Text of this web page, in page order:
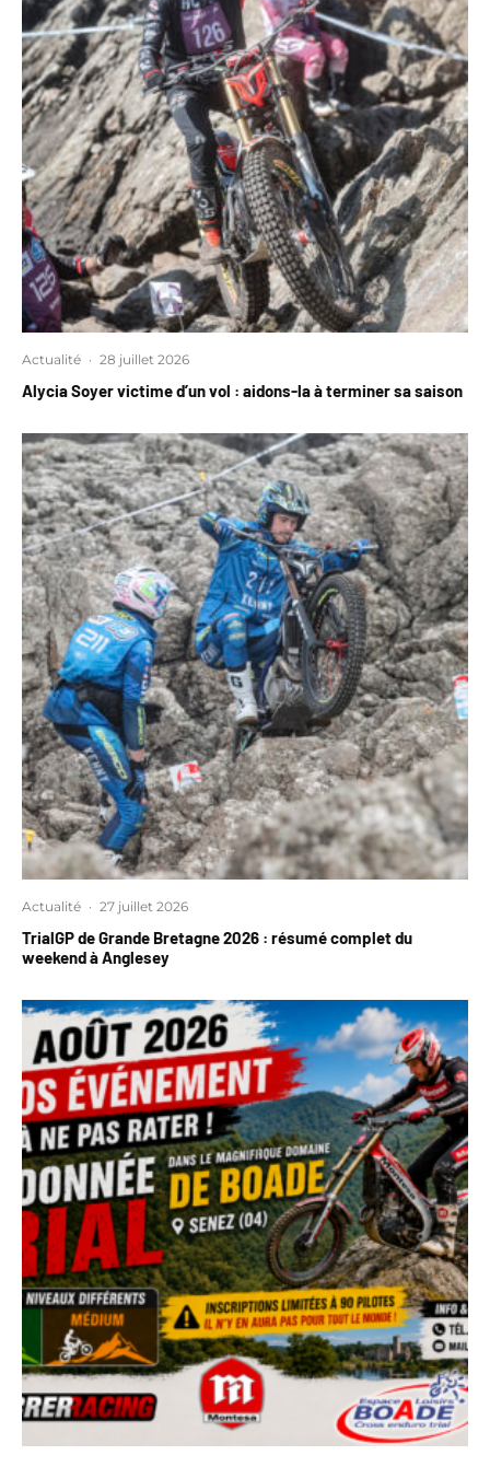
Actualité · 28 juillet 2026
Alycia Soyer victime d’un vol : aidons-la à terminer sa saison
Actualité · 27 juillet 2026
TrialGP de Grande Bretagne 2026 : résumé complet du
weekend à Anglesey